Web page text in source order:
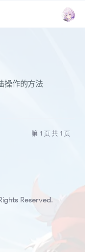
操作的方法
第 1 页 共 1 页
Reserved.